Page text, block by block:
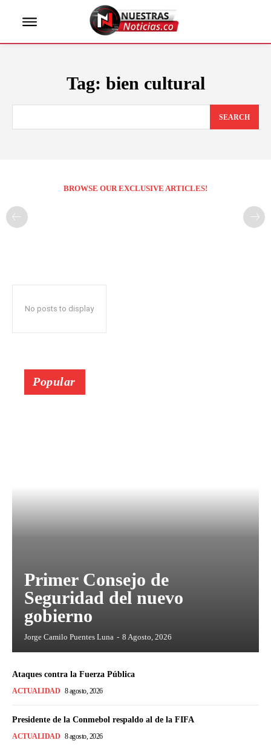
Tag: bien cultural
SEARCH
BROWSE OUR EXCLUSIVE ARTICLES!
No posts to display
Popular
Primer Consejo de
Seguridad del nuevo
gobierno
Jorge Camilo Puentes Luna - 8 Agosto, 2026
Ataques contra la Fuerza Pública
ACTUALIDAD 8 agosto, 2026
Presidente de la Conmebol respaldo al de la FIFA
ACTUALIDAD 8 agosto, 2026